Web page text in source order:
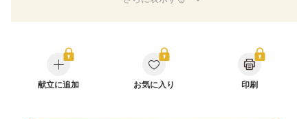
胃ポリープ
胆石症
糖尿病性腎症（第３期）
CKD（ステージ１）
CKD（ステージ２）
乳がん（抗がん剤治療中）
乳がん（ホルモン療法中）
乳がん（放射線治療中）
献立に追加 お気に入り 印刷